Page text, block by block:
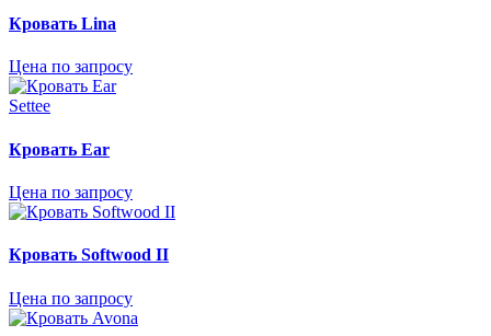
Кровать Lina
Цена по запросу
Settee
Кровать Ear
Цена по запросу
Кровать Softwood II
Цена по запросу